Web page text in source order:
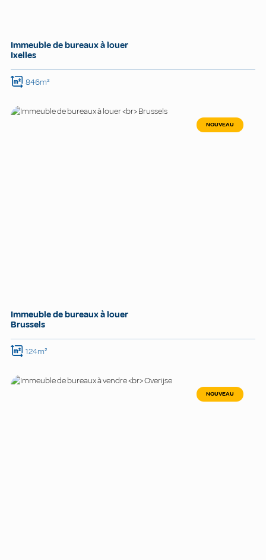
Immeuble de bureaux à louer
Ixelles
846m²
NOUVEAU
Immeuble de bureaux à louer
Brussels
124m²
NOUVEAU